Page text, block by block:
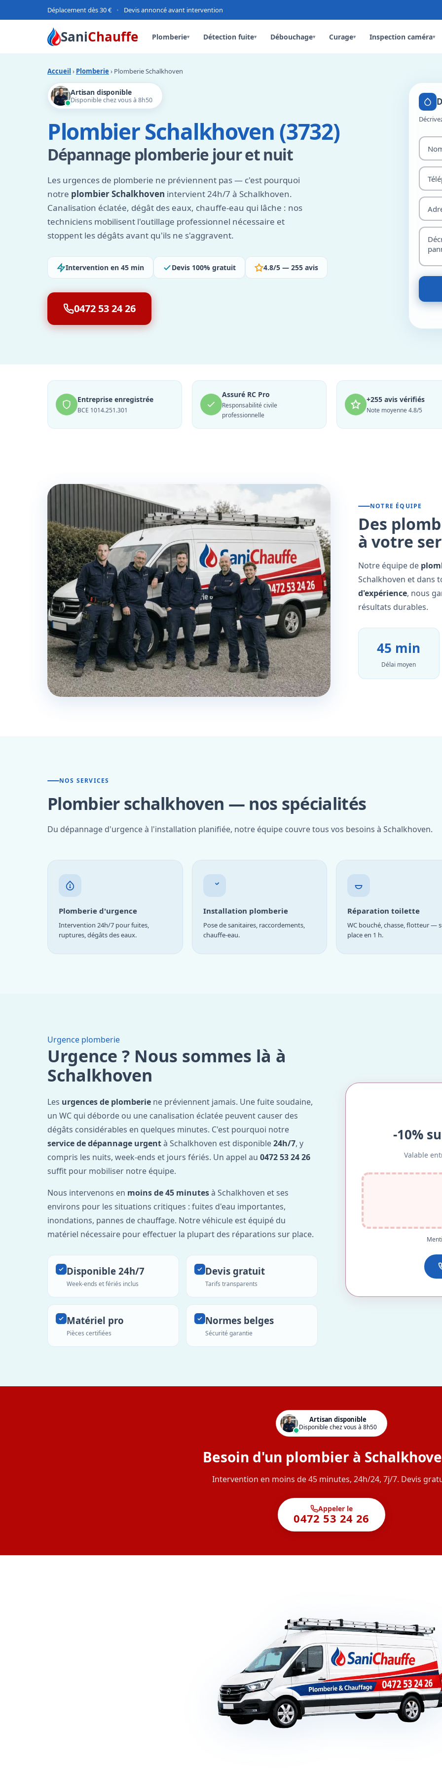
Déplacement dès 30 € • Devis annoncé avant intervention
SaniChauffe Plomberie▾ Détection fuite▾ Débouchage▾ Curage▾ Inspection caméra▾
Accueil › Plomberie › Plomberie Schalkhoven
Artisan disponible
Disponible chez vous à 8h50
Plombier Schalkhoven (3732)
Dépannage plomberie jour et nuit
Les urgences de plomberie ne préviennent pas — c'est pourquoi
notre plombier Schalkhoven intervient 24h/7 à Schalkhoven.
Canalisation éclatée, dégât des eaux, chauffe-eau qui lâche : nos
techniciens mobilisent l'outillage professionnel nécessaire et
stoppent les dégâts avant qu'ils ne s'aggravent.
Intervention en 45 min Devis 100% gratuit 4.8/5 — 255 avis
0472 53 24 26
Entreprise enregistrée
BCE 1014.251.301
Assuré RC Pro
Responsabilité civile
professionnelle
+255 avis vérifiés
Note moyenne 4.8/5
NOTRE ÉQUIPE
Des
à votre
Notre équipe de
Schalkhoven et dans
d'expérience, nous
résultats durables.
45 min
Délai moyen
NOS SERVICES
Plombier schalkhoven — nos spécialités
Du dépannage d'urgence à l'installation planifiée, notre équipe couvre tous vos besoins à Schalkhoven.
Plomberie d'urgence
Intervention 24h/7 pour fuites,
ruptures, dégâts des eaux.
Installation plomberie
Pose de sanitaires, raccordements,
chauffe-eau.
Réparation toilette
WC bouché, chasse, flotteur —
place en 1 h.
Urgence plomberie
Urgence ? Nous sommes là à
Schalkhoven
Les urgences de plomberie ne préviennent jamais. Une fuite soudaine,
un WC qui déborde ou une canalisation éclatée peuvent causer des
dégâts considérables en quelques minutes. C'est pourquoi notre
service de dépannage urgentà Schalkhoven est disponible24h/7, y
compris les nuits, week-ends et jours fériés. Un appel au 0472 53 24 26
suffit pour mobiliser notre équipe.
Nous intervenons en moins de 45 minutesà Schalkhoven et ses
environs pour les situations critiques : fuites d'eau importantes,
inondations, pannes de chauffage. Notre véhicule est équipé du
matériel nécessaire pour effectuer la plupart des réparations sur place.
Disponible 24h/7
Week-ends et fériés inclus
Devis gratuit
Tarifs transparents
Matériel pro
Pièces certifiées
Normes belges
Sécurité garantie
-10%
Valable
Artisan disponible
Disponible chez vous à 8h50
Besoin d'un plombier à
Intervention en moins de 45 minutes, 24h/24, 7j/7. Devis
Appeler le
0472 53 24 26